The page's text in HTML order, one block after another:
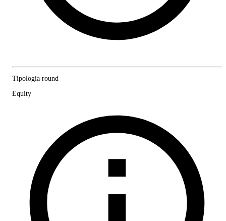
Tipologia round
Equity